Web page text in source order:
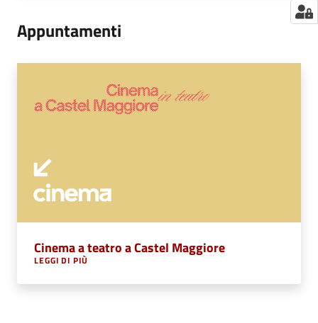
Appuntamenti
Cinema a teatro a Castel Maggiore
LEGGI DI PIÙ